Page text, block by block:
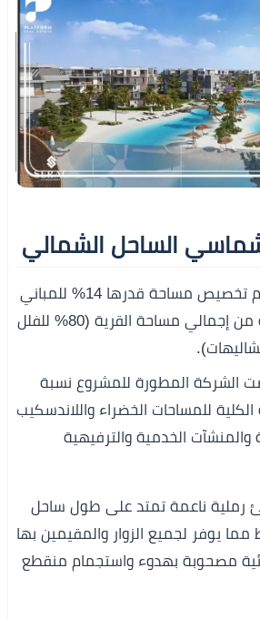
الساحل الشمالي
مساحة المباني: تم تخصيص مساحة قدرها 14% للمباني
والوحدات السكنية من إجمالي مساحة القرية (80% للفلل
الشركة المطورة للمشروع نسبة
الكلية للمساحات الخضراء واللاندسكيب
والمنشآت الخدمية والترفيهية
رملية ناعمة تمتد على طول ساحل
مما يوفر لجميع الزوار والمقيمين بها
مصحوبة بهدوء واستجمام منقطع